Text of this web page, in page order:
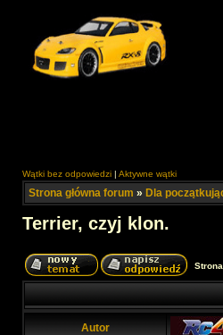
Wątki bez odpowiedzi | Aktywne wątki
Strona główna forum » Dla
Terrier, czyj klon.
Strona
Autor